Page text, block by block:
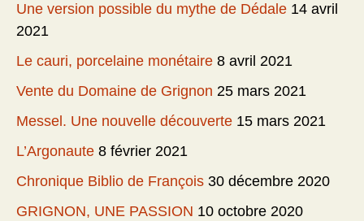
Une version possible du mythe de Dédale 14 avril
2021
Le cauri, porcelaine monétaire 8 avril 2021
Vente du Domaine de Grignon 25 mars 2021
Messel. Une nouvelle découverte 15 mars 2021
L’Argonaute 8 février 2021
Chronique Biblio de François 30 décembre 2020
GRIGNON, UNE PASSION 10 octobre 2020